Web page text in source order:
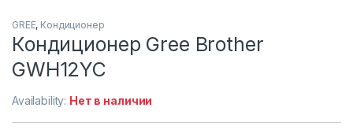
GREE, Кондиционер
Кондиционер Gree Brother
GWH12YC
Availability: Нет в наличии